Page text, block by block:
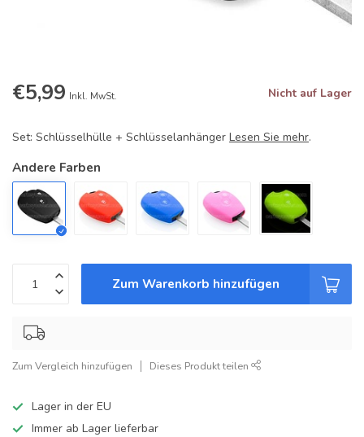
€5,99 Inkl. MwSt. Nicht auf Lager
Set: Schlüsselhülle + Schlüsselanhänger Lesen Sie mehr.
Andere Farben
Zum Warenkorb hinzufügen
Zum Vergleich hinzufügen Dieses Produkt teilen
Lager in der EU
Immer ab Lager lieferbar